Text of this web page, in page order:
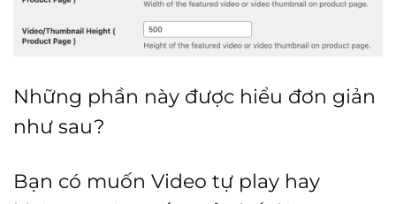
Những phần này được hiểu đơn giản
như sau?
Bạn có muốn Video tự play hay